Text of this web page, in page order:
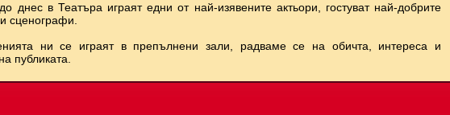
днес в Театъра играят едни от най-изявените актьори, гостуват най-добрите
сценографи.
ни се играят в препълнени зали, радваме се на обичта, интереса и
публиката.